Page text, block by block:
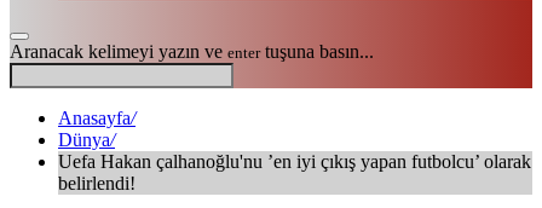
Aranacak kelimeyi yazın ve entertuşuna basın...
Anasayfa/
Dünya/
Uefa Hakan çalhanoğlu'nu ’en iyi çıkış yapan futbolcu’ olarak
belirlendi!